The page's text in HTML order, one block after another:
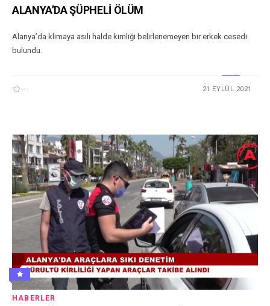
ALANYA’DA ŞÜPHELİ ÖLÜM
Alanya’da klimaya asılı halde kimliği belirlenemeyen bir erkek cesedi
bulundu.
-- 21 EYLÜL 2021
HABERLER